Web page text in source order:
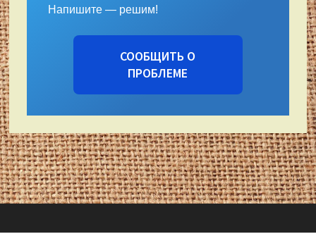
Напишите — решим!
СООБЩИТЬ О
ПРОБЛЕМЕ